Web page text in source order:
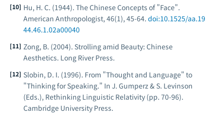
Hu, H. C. (1944). The Chinese Concepts of "Face".
American Anthropologist, 46(1), 45-64. doi:10.1525/aa.19
44.46.1.02a00040
Zong, B. (2004). Strolling amid Beauty: Chinese
Aesthetics. Long River Press.
Slobin, D. I. (1996). From "Thought and Language" to
"Thinking for Speaking." In J. Gumperz & S. Levinson
(Eds.), Rethinking Linguistic Relativity (pp. 70-96).
Cambridge University Press.